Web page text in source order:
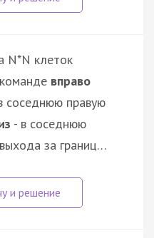
N*N клеток
вправо
соседнюю правую
- в соседнюю
за границ…